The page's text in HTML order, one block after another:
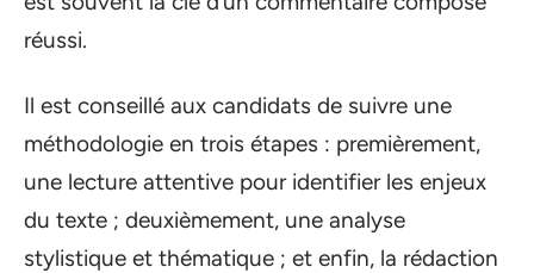
réussi.
Il est conseillé aux candidats de suivre une
méthodologie en trois étapes : premièrement,
une lecture attentive pour identifier les enjeux
du texte ; deuxièmement, une analyse
stylistique et thématique ; et enfin, la rédaction